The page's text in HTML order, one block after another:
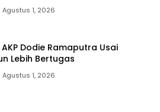
Agustus 1, 2026
Dodie Ramaputra Usai
Lebih Bertugas
Agustus 1, 2026